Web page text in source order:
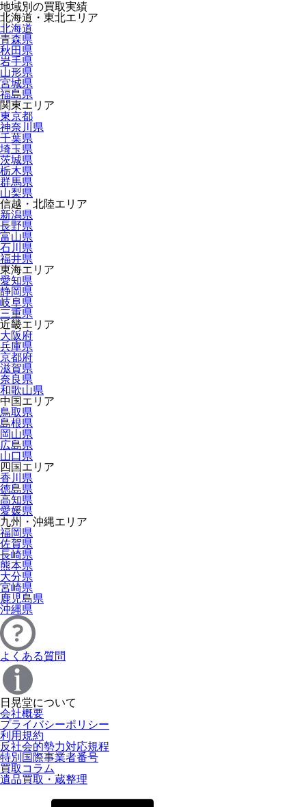
地域別の買取実績
北海道・東北エリア
北海道
青森県
秋田県
岩手県
山形県
宮城県
福島県
関東エリア
東京都
神奈川県
千葉県
埼玉県
茨城県
栃木県
群馬県
山梨県
信越・北陸エリア
新潟県
長野県
富山県
石川県
福井県
東海エリア
愛知県
静岡県
岐阜県
三重県
近畿エリア
大阪府
兵庫県
京都府
滋賀県
奈良県
和歌山県
中国エリア
鳥取県
島根県
岡山県
広島県
山口県
四国エリア
香川県
徳島県
高知県
愛媛県
九州・沖縄エリア
福岡県
佐賀県
長崎県
熊本県
大分県
宮崎県
鹿児島県
沖縄県
よくある質問
日晃堂について
会社概要
プライバシーポリシー
利用規約
反社会的勢力対応規程
特別国際事業者番号
買取コラム
遺品買取・蔵整理